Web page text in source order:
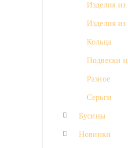
Изделия из
Изделия из
Кольца
Подвески
Разное
Серьги
Бусины
Новинки